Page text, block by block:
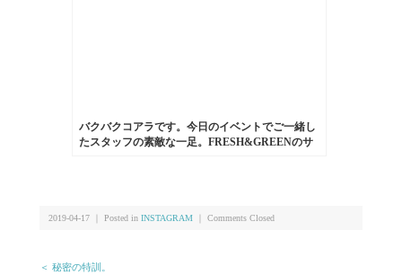
バクバクコアラです。今日のイベントでご一緒し
たスタッフの素敵な一足。FRESH&GREENのサ
2019-04-17 ｜ Posted in INSTAGRAM Comments Closed
＜ 秘密の特訓。